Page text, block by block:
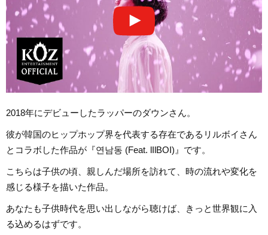
2018年にデビューしたラッパーのダウンさん。
彼が韓国のヒップホップ界を代表する存在であるリルボイさん
とコラボした作品が『연남동 (Feat. lIlBOI)』です。
こちらは子供の頃、親しんだ場所を訪れて、時の流れや変化を
感じる様子を描いた作品。
あなたも子供時代を思い出しながら聴けば、きっと世界観に入
る込めるはずです。